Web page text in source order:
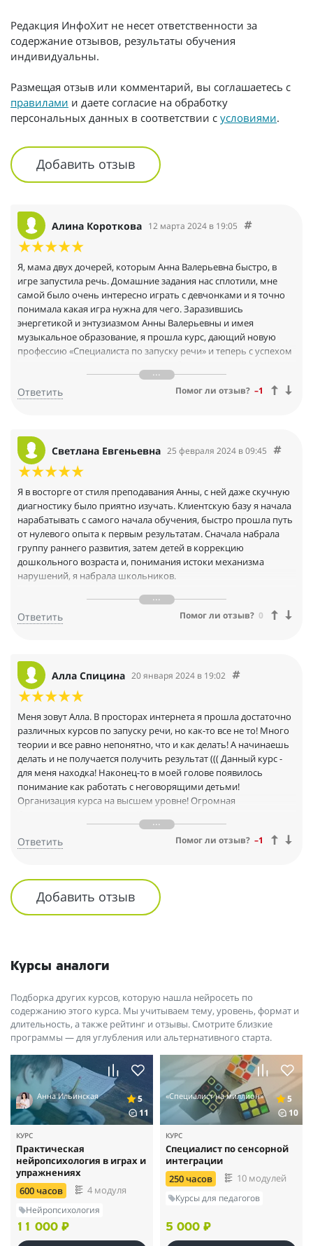
Редакция ИнфоХит не несет ответственности за
содержание отзывов, результаты обучения
индивидуальны.
Размещая отзыв или комментарий, вы соглашаетесь с
правилами и даете согласие на обработку
персональных данных в соответствии с условиями.
Добавить отзыв
Алина Короткова 12 марта 2024 в 19:05
Я, мама двух дочерей, которым Анна Валерьевна быстро, в
игре запустила речь. Домашние задания нас сплотили, мне
самой было очень интересно играть с девчонками и я точно
понимала какая игра нужна для чего. Заразившись
энергетикой и энтузиазмом Анны Валерьевны и имея
музыкальное образование, я прошла курс, дающий новую
профессию «Специалиста по запуску речи» и теперь с успехом
обратившимся детям! Однозначно методика Анны
Валерьевны уникальна и бесспорно эффективна!!!!! А ещё
дети радовались результату, если вы хотите сами быть
успешным и востребованным специалистом , то не
сомневайтесь. Вы идете в правильном направлении!!!
Ответить Помог ли отзыв? –1
Светлана Евгеньевна 25 февраля 2024 в 09:45
Я в восторге от стиля преподавания Анны, с ней даже скучную
диагностику было приятно изучать. Клиентскую базу я начала
нарабатывать с самого начала обучения, быстро прошла путь
от нулевого опыта к первым результатам. Сначала набрала
группу раннего развития, затем детей в коррекцию
дошкольного возраста и, понимания истоки механизма
нарушений, я набрала школьников.
образованием и набором теории на других курсах. Но
помните, что это учеба, а не волшебная таблетка. Без труда...
Ответить Помог ли отзыв? 0
Алла Спицина 20 января 2024 в 19:02
Меня зовут Алла. В просторах интернета я прошла достаточно
различных курсов по запуску речи, но как-то все не то! Много
теории и все равно непонятно, что и как делать! А начинаешь
делать и не получается получить результат ((( Данный курс -
для меня находка! Наконец-то в моей голове появилось
понимание как работать с неговорящими детьми!
Организация курса на высшем уровне! Огромная
многолетним опытом! Подробные разборы домашних
заданий, подробные ответы на различные вопросы,четкая
от А.Ильинской- это то, что нужно специалисту, работающему
с детьми- молчунами. 2 месяца обучения на курсе прошли
быстро и очень увлекательно: структурированный материал,
Ответить Помог ли отзыв? –1
Добавить отзыв
Курсы аналоги
Подборка других курсов, которую нашла нейросеть по
содержанию этого курса. Мы учитываем тему, уровень, формат и
длительность, а также рейтинг и отзывы. Смотрите близкие
программы — для углубления или альтернативного старта.
Анна Ильинская
5
11
КУРС
Практическая
нейропсихология в играх и
упражнениях
600 часов
4 модуля
Нейропсихология
11 000 ₽
«Специалист на миллион»
5
10
КУРС
Специалист по сенсорной
интеграции
250 часов
10 модулей
Курсы для педагогов
5 000 ₽